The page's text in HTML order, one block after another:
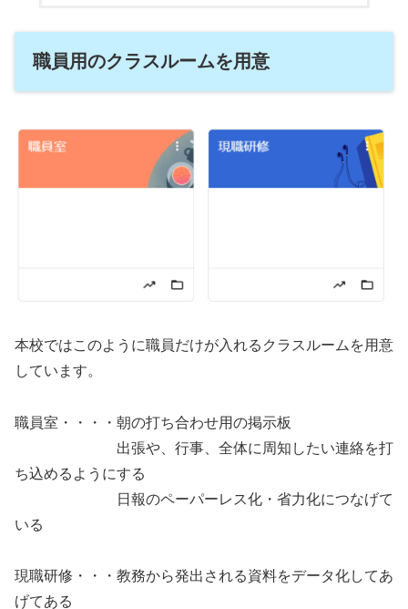
職員用のクラスルームを用意
本校ではこのように職員だけが入れるクラスルームを用意
しています。
職員室・・・・朝の打ち合わせ用の掲示板
出張や、行事、全体に周知したい連絡を打
ち込めるようにする
日報のペーパーレス化・省力化につなげて
いる
現職研修・・・教務から発出される資料をデータ化してあ
げてある